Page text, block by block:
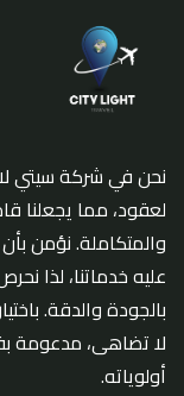
نحن في شركة سيتي
لعقود، مما يجعلنا
والمتكاملة. نؤمن
عليه خدماتنا، لذا
بالجودة والدقة.
لا تضاهى، مدعومة
أولوياته.